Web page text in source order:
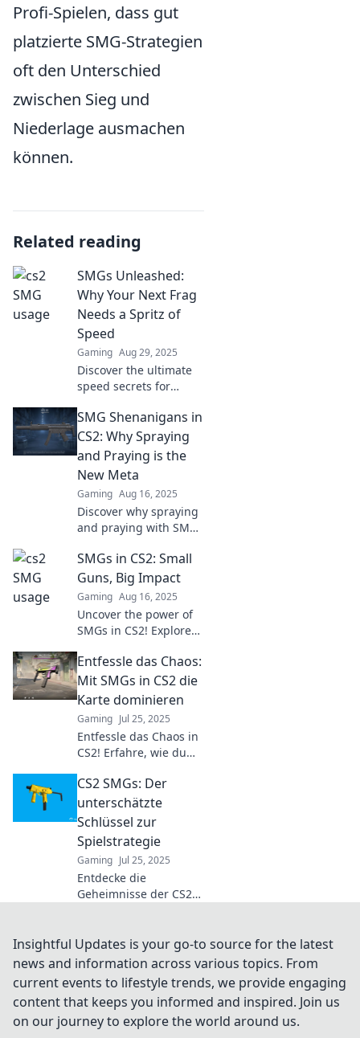
Profi-Spielen, dass gut
platzierte SMG-Strategien
oft den Unterschied
zwischen Sieg und
Niederlage ausmachen
können.
Related reading
SMGs Unleashed:
Why Your Next Frag
Needs a Spritz of
Speed
Gaming Aug 29, 2025
Discover the ultimate
speed secrets for
game and leave your
rivals in the dust with
these expert tips.
SMG Shenanigans in
CS2: Why Spraying
and Praying is the
New Meta
Gaming Aug 16, 2025
Discover why spraying
and praying with SMGs
game-changer!
Uncover tactics that
dominate the
battlefield!
SMGs in CS2: Small
Guns, Big Impact
Gaming Aug 16, 2025
Uncover the power of
SMGs in CS2! Explore
how these small guns
pack a big punch in
competitive play.
Entfessle das Chaos:
Mit SMGs in CS2 die
Karte dominieren
Gaming Jul 25, 2025
Entfessle das Chaos in
CS2! Erfahre, wie du
dominierst und deine
Gegner in den
Schatten stellst. Jetzt
klicken!
CS2 SMGs: Der
unterschätzte
Schlüssel zur
Spielstrategie
Gaming Jul 25, 2025
Entdecke die
Geheimnisse der CS2
revolutionieren
können! Hol dir den
entscheidenden Vorteil
im Spiel!
Insightful Updates is your go-to source for the latest
news and information across various topics. From
current events to lifestyle trends, we provide engaging
content that keeps you informed and inspired. Join us
on our journey to explore the world around us.